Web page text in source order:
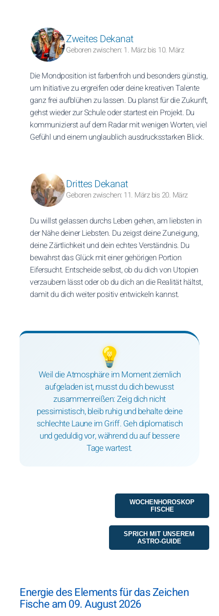
Zweites Dekanat
Geboren zwischen: 1. März bis 10. März
Die Mondposition ist farbenfroh und besonders günstig,
um Initiative zu ergreifen oder deine kreativen Talente
ganz frei aufblühen zu lassen. Du planst für die Zukunft,
gehst wieder zur Schule oder startest ein Projekt. Du
kommunizierst auf dem Radar mit wenigen Worten, viel
Gefühl und einem unglaublich ausdrucksstarken Blick.
Drittes Dekanat
Geboren zwischen: 11. März bis 20. März
Du willst gelassen durchs Leben gehen, am liebsten in
der Nähe deiner Liebsten. Du zeigst deine Zuneigung,
deine Zärtlichkeit und dein echtes Verständnis. Du
bewahrst das Glück mit einer gehörigen Portion
Eifersucht. Entscheide selbst, ob du dich von Utopien
verzaubern lässt oder ob du dich an die Realität hältst,
damit du dich weiter positiv entwickeln kannst.
💡
Weil die Atmosphäre im Moment ziemlich
aufgeladen ist, musst du dich bewusst
zusammenreißen: Zeig dich nicht
pessimistisch, bleib ruhig und behalte deine
schlechte Laune im Griff. Geh diplomatisch
und geduldig vor, während du auf bessere
Tage wartest.
WOCHENHOROSKOP
FISCHE
SPRICH MIT UNSEREM
ASTRO-GUIDE
Energie des Elements für das Zeichen
Fische am 09. August 2026